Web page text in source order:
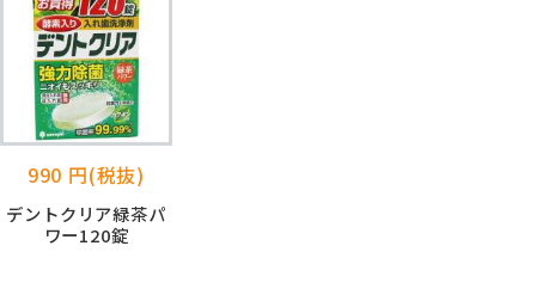
990 円(税抜)
デントクリア緑茶パ
ワー120錠